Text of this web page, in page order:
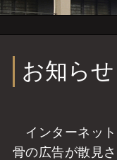
お知らせ
インターネット
骨の広告が散見